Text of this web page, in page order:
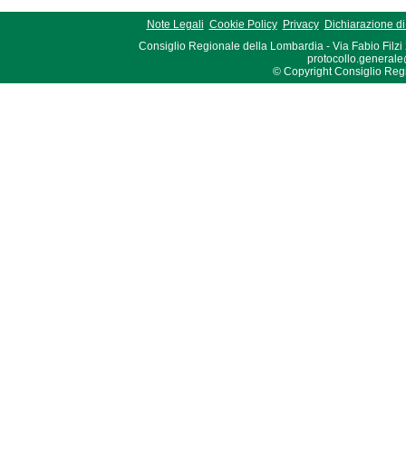
Note Legali Cookie Policy Privacy
Dichiarazione
Consiglio Regionale della Lombardia - Via Fabio Filzi
© Copyright Consiglio